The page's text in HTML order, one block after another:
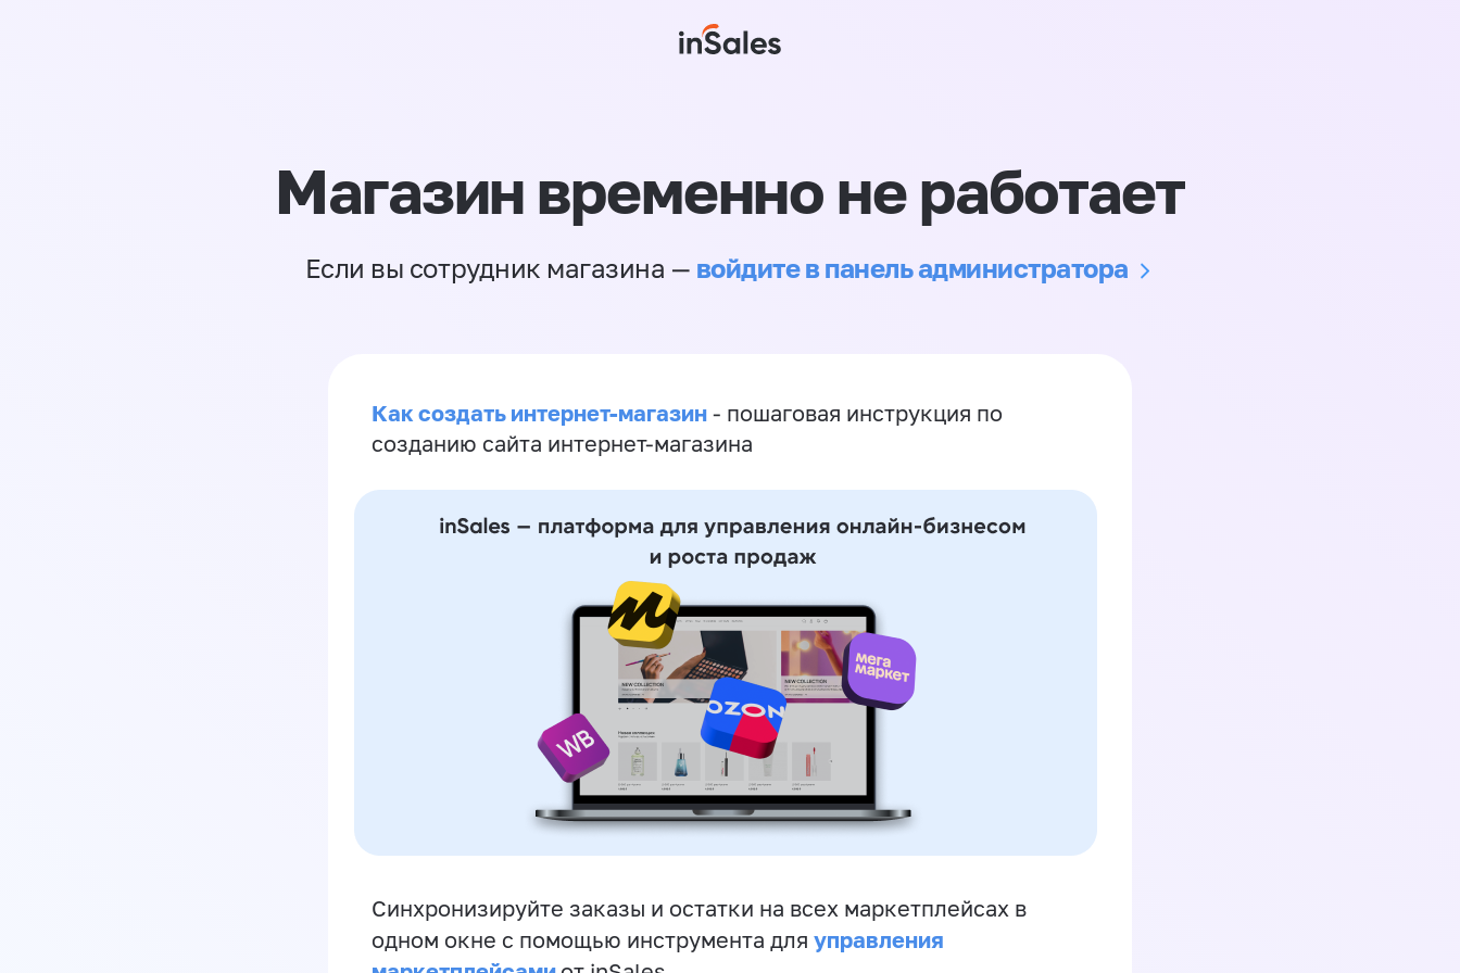
Магазин временно не работает
Если вы сотрудник магазина — войдите в панель администратора
Как создать интернет-магазин - пошаговая инструкция по
созданию сайта интернет-магазина
Синхронизируйте заказы и остатки на всех маркетплейсах в
одном окне с помощью инструмента для управления